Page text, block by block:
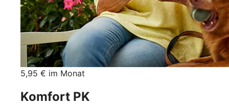
5,95 € im Monat
Komfort PK